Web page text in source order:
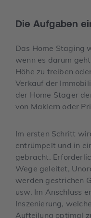
Die Aufgaben
Das Home Staging
wenn es darum
Höhe zu treiben
Verkauf der
der Home Stager
von Maklern oder
Im ersten Schritt
entrümpelt und in
gebracht.
Wege geleitet,
werden gestrichen
usw. Im Anschluss
Inszenierung,
Aufteilung optimal